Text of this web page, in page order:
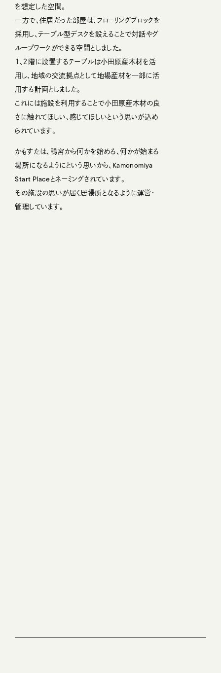
を想定した空間。
一方で、住居だった部屋は、フローリングブロックを
採用し、テーブル型デスクを設えることで対話やグ
ループワークができる空間としました。
１、２階に設置するテーブルは小田原産木材を活
用し、地域の交流拠点として地場産材を一部に活
用する計画としました。
これには施設を利用することで小田原産木材の良
さに触れてほしい、感じてほしいという思いが込め
られています。
かもすたは、鴨宮から何かを始める、何かが始まる
場所になるようにという思いから、Kamonomiya
Start Placeとネーミングされています。
その施設の思いが届く居場所となるように運営・
管理しています。